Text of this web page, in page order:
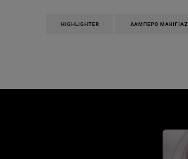
HIGHLIGHTER ΛΑΜΠΕΡΌ ΜΑΚΙΓΙΆΖ